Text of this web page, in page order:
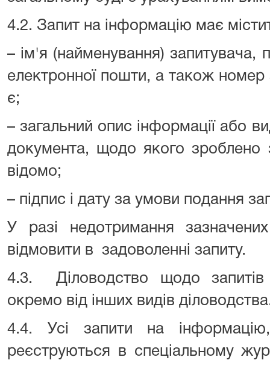
4.2. Запит на інформацію має
– ім'я (найменування)
електронної пошти, а також
є;
– загальний опис інформації або
документа, щодо якого зроблено
відомо;
– підпис і дату за умови подання
У разі недотримання
відмовити в задоволенні запиту.
4.3. Діловодство щодо
окремо від інших видів
4.4. Усі запити на
реєструються в спеціальному